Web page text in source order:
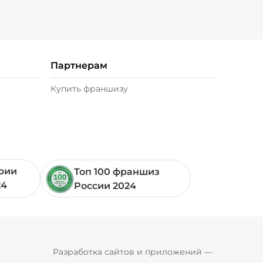
Партнерам
Купить франшизу
Топ 100 франшиз
России 2024
Разработка сайтов и приложений —